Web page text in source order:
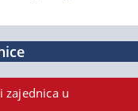
zajednica u